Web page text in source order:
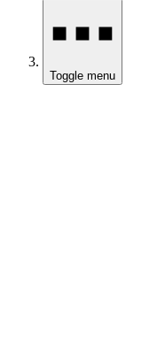
Toggle menu